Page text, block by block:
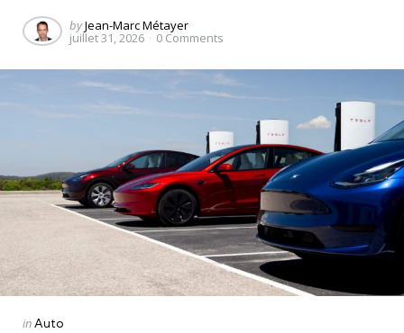
Posted
by
byJean-Marc Métayer
juillet 31, 2026 0 Comments
Categories
Posted
inAuto